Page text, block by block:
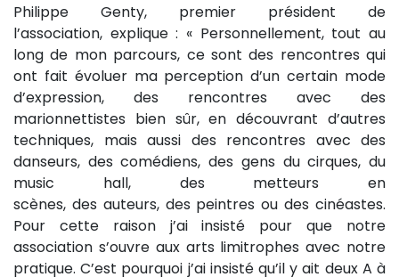
Philippe Genty, premier président de
l’association, explique : « Personnellement, tout au
long de mon parcours, ce sont des rencontres qui
ont fait évoluer ma perception d’un certain mode
d’expression, des rencontres avec des
marionnettistes bien sûr, en découvrant d’autres
techniques, mais aussi des rencontres avec des
danseurs, des comédiens, des gens du cirques, du
music hall, des metteurs en
scènes, des auteurs, des peintres ou des cinéastes.
Pour cette raison j’ai insisté pour que notre
association s’ouvre aux arts limitrophes avec notre
pratique. C’est pourquoi j’ai insisté qu’il y ait deux A à